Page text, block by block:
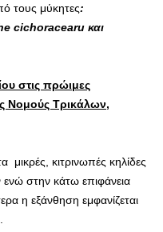
τους μύκητες:
cichoracearu και
στις πρώιμες
Νομούς Τρικάλων,
μικρές, κιτρινωπές κηλίδες
στην κάτω επιφάνεια
η εξάνθηση εμφανίζεται